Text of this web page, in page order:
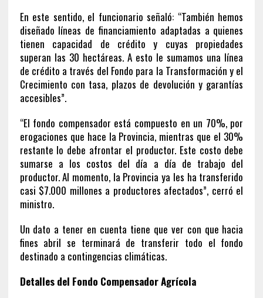
En este sentido, el funcionario señaló: “También hemos
diseñado líneas de financiamiento adaptadas a quienes
tienen capacidad de crédito y cuyas propiedades
superan las 30 hectáreas. A esto le sumamos una línea
de crédito a través del Fondo para la Transformación y el
Crecimiento con tasa, plazos de devolución y garantías
accesibles”.
“El fondo compensador está compuesto en un 70%, por
erogaciones que hace la Provincia, mientras que el 30%
restante lo debe afrontar el productor. Este costo debe
sumarse a los costos del día a día de trabajo del
productor. Al momento, la Provincia ya les ha transferido
casi $7.000 millones a productores afectados”, cerró el
ministro.
Un dato a tener en cuenta tiene que ver con que hacia
fines abril se terminará de transferir todo el fondo
destinado a contingencias climáticas.
Detalles del Fondo Compensador Agrícola